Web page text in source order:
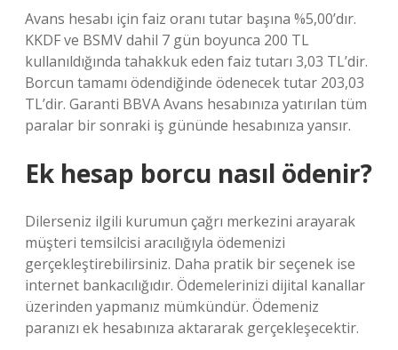
Avans hesabı için faiz oranı tutar başına %5,00’dır.
KKDF ve BSMV dahil 7 gün boyunca 200 TL
kullanıldığında tahakkuk eden faiz tutarı 3,03 TL’dir.
Borcun tamamı ödendiğinde ödenecek tutar 203,03
TL’dir. Garanti BBVA Avans hesabınıza yatırılan tüm
paralar bir sonraki iş gününde hesabınıza yansır.
Ek hesap borcu nasıl ödenir?
Dilerseniz ilgili kurumun çağrı merkezini arayarak
müşteri temsilcisi aracılığıyla ödemenizi
gerçekleştirebilirsiniz. Daha pratik bir seçenek ise
internet bankacılığıdır. Ödemelerinizi dijital kanallar
üzerinden yapmanız mümkündür. Ödemeniz
paranızı ek hesabınıza aktararak gerçekleşecektir.